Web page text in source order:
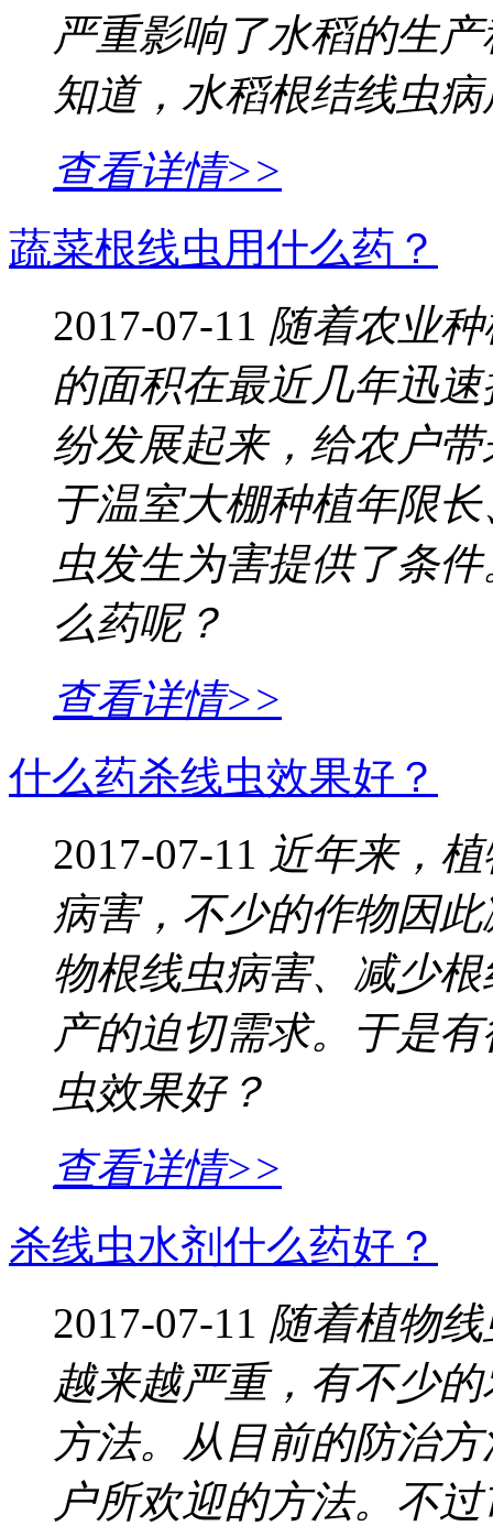
严重影响了水稻的生
知道，水稻根结线虫
查看详情>>
蔬菜根线虫用什么药？
2017-07-11 随着农业
的面积在最近几年迅
纷发展起来，给农户
于温室大棚种植年限
虫发生为害提供了条
么药呢？
查看详情>>
什么药杀线虫效果好？
2017-07-11 近年来，
病害，不少的作物因
物根线虫病害、减少
产的迫切需求。于是
虫效果好？
查看详情>>
杀线虫水剂什么药好？
2017-07-11 随着植物
越来越严重，有不少
方法。从目前的防治
户所欢迎的方法。不